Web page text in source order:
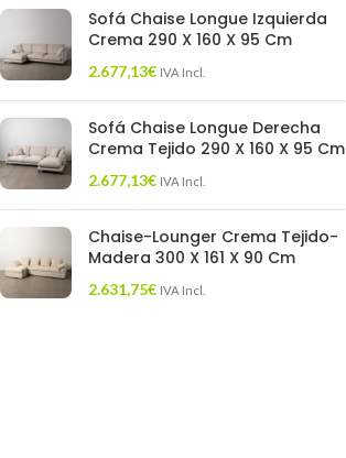
Sofá Chaise Longue Izquierda
Crema 290 X 160 X 95 Cm
2.677,13€ IVA Incl.
Sofá Chaise Longue Derecha
Crema Tejido 290 X 160 X 95 Cm
2.677,13€ IVA Incl.
Chaise-Lounger Crema Tejido-
Madera 300 X 161 X 90 Cm
2.631,75€ IVA Incl.